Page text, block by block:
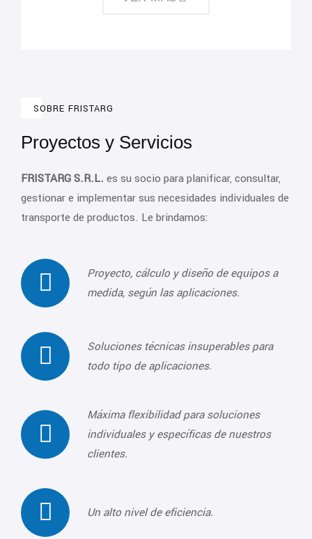
SOBRE FRISTARG
Proyectos y Servicios
FRISTARG S.R.L. es su socio para planificar, consultar,
gestionar e implementar sus necesidades individuales de
transporte de productos. Le brindamos:
Proyecto, cálculo y diseño de equipos a
medida, según las aplicaciones.
Soluciones técnicas insuperables para
todo tipo de aplicaciones.
Máxima flexibilidad para soluciones
individuales y específicas de nuestros
clientes.
Un alto nivel de eficiencia.